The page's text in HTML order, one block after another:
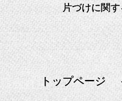
片づけに関
トップページ